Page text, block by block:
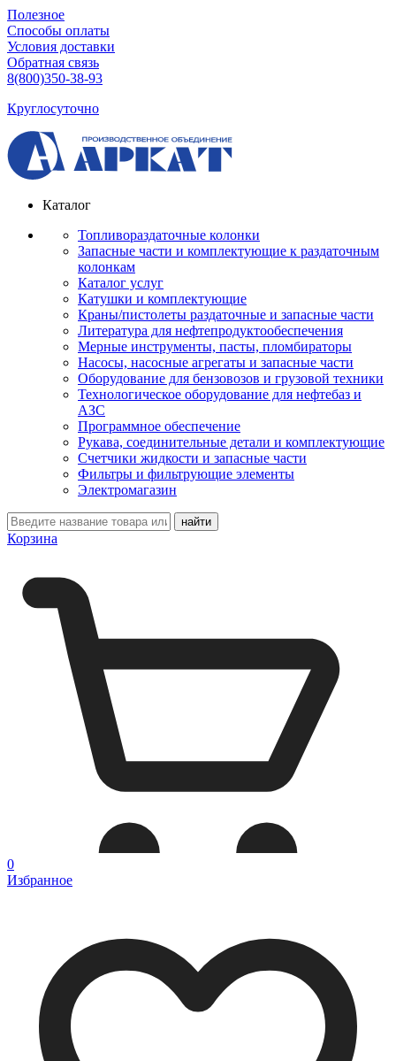
Полезное
Способы оплаты
Условия доставки
Обратная связь
8(800)350-38-93
Круглосуточно
Каталог
Топливораздаточные колонки
Запасные части и комплектующие к раздаточным
колонкам
Каталог услуг
Катушки и комплектующие
Краны/пистолеты раздаточные и запасные части
Литература для нефтепродуктообеспечения
Мерные инструменты, пасты, пломбираторы
Насосы, насосные агрегаты и запасные части
Оборудование для бензовозов и грузовой техники
Технологическое оборудование для нефтебаз и
АЗС
Программное обеспечение
Рукава, соединительные детали и комплектующие
Счетчики жидкости и запасные части
Фильтры и фильтрующие элементы
Электромагазин
Корзина
0
Избранное